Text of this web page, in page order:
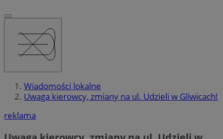
Wiadomości lokalne
Uwaga kierowcy, zmiany na ul. Udzieli w Gliwicach!
reklama